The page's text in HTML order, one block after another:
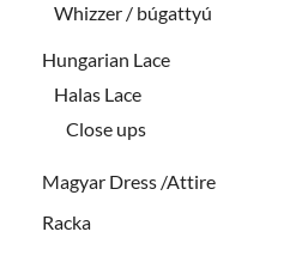
Whizzer / búgattyú
Hungarian Lace
Halas Lace
Close ups
Magyar Dress /Attire
Racka